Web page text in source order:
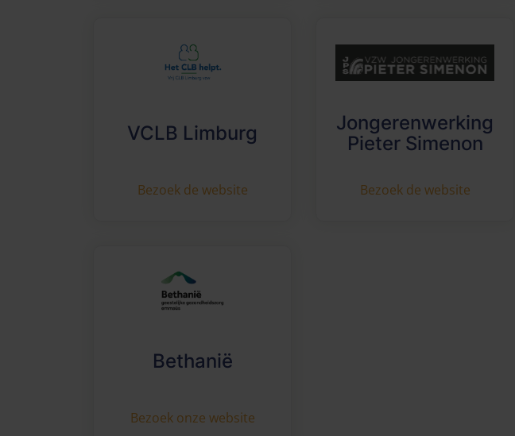
VCLB Limburg
Bezoek de website
Jongerenwerking
Pieter Simenon
Bezoek de website
Bethanië
Bezoek onze website